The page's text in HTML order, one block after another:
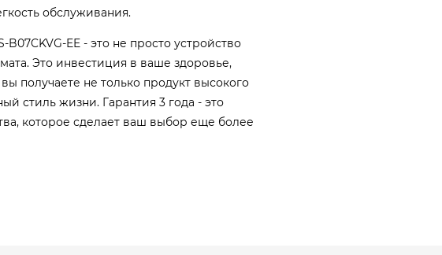
обслуживания.
EE - это не просто устройство
Это инвестиция в ваше здоровье,
получаете не только продукт высокого
стиль жизни. Гарантия 3 года - это
которое сделает ваш выбор еще более